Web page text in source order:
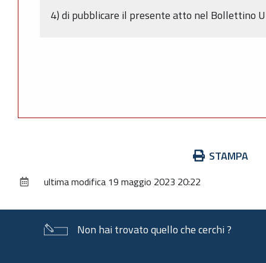
4) di pubblicare il presente atto nel Bollettino
documento
STAMPA
ultima modifica 19 maggio 2023 20:22
Non hai trovato quello che cerchi ?